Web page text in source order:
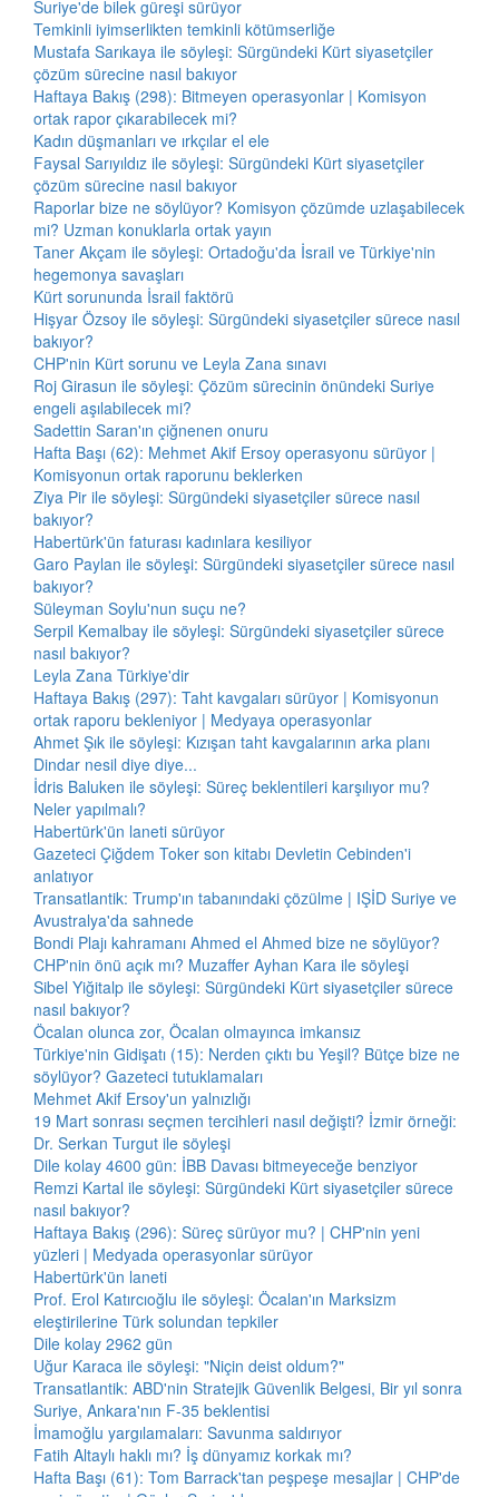
Suriye'de bilek güreşi sürüyor
Temkinli iyimserlikten temkinli kötümserliğe
Mustafa Sarıkaya ile söyleşi: Sürgündeki Kürt siyasetçiler
çözüm sürecine nasıl bakıyor
Haftaya Bakış (298): Bitmeyen operasyonlar | Komisyon
ortak rapor çıkarabilecek mi?
Kadın düşmanları ve ırkçılar el ele
Faysal Sarıyıldız ile söyleşi: Sürgündeki Kürt siyasetçiler
çözüm sürecine nasıl bakıyor
Raporlar bize ne söylüyor? Komisyon çözümde uzlaşabilecek
mi? Uzman konuklarla ortak yayın
Taner Akçam ile söyleşi: Ortadoğu'da İsrail ve Türkiye'nin
hegemonya savaşları
Kürt sorununda İsrail faktörü
Hişyar Özsoy ile söyleşi: Sürgündeki siyasetçiler sürece nasıl
bakıyor?
CHP'nin Kürt sorunu ve Leyla Zana sınavı
Roj Girasun ile söyleşi: Çözüm sürecinin önündeki Suriye
engeli aşılabilecek mi?
Sadettin Saran'ın çiğnenen onuru
Hafta Başı (62): Mehmet Akif Ersoy operasyonu sürüyor |
Komisyonun ortak raporunu beklerken
Ziya Pir ile söyleşi: Sürgündeki siyasetçiler sürece nasıl
bakıyor?
Habertürk'ün faturası kadınlara kesiliyor
Garo Paylan ile söyleşi: Sürgündeki siyasetçiler sürece nasıl
bakıyor?
Süleyman Soylu'nun suçu ne?
Serpil Kemalbay ile söyleşi: Sürgündeki siyasetçiler sürece
nasıl bakıyor?
Leyla Zana Türkiye'dir
Haftaya Bakış (297): Taht kavgaları sürüyor | Komisyonun
ortak raporu bekleniyor | Medyaya operasyonlar
Ahmet Şık ile söyleşi: Kızışan taht kavgalarının arka planı
Dindar nesil diye diye...
İdris Baluken ile söyleşi: Süreç beklentileri karşılıyor mu?
Neler yapılmalı?
Habertürk'ün laneti sürüyor
Gazeteci Çiğdem Toker son kitabı Devletin Cebinden'i
anlatıyor
Transatlantik: Trump'ın tabanındaki çözülme | IŞİD Suriye ve
Avustralya'da sahnede
Bondi Plajı kahramanı Ahmed el Ahmed bize ne söylüyor?
CHP'nin önü açık mı? Muzaffer Ayhan Kara ile söyleşi
Sibel Yiğitalp ile söyleşi: Sürgündeki Kürt siyasetçiler sürece
nasıl bakıyor?
Öcalan olunca zor, Öcalan olmayınca imkansız
Türkiye'nin Gidişatı (15): Nerden çıktı bu Yeşil? Bütçe bize ne
söylüyor? Gazeteci tutuklamaları
Mehmet Akif Ersoy'un yalnızlığı
19 Mart sonrası seçmen tercihleri nasıl değişti? İzmir örneği:
Dr. Serkan Turgut ile söyleşi
Dile kolay 4600 gün: İBB Davası bitmeyeceğe benziyor
Remzi Kartal ile söyleşi: Sürgündeki Kürt siyasetçiler sürece
nasıl bakıyor?
Haftaya Bakış (296): Süreç sürüyor mu? | CHP'nin yeni
yüzleri | Medyada operasyonlar sürüyor
Habertürk'ün laneti
Prof. Erol Katırcıoğlu ile söyleşi: Öcalan'ın Marksizm
eleştirilerine Türk solundan tepkiler
Dile kolay 2962 gün
Uğur Karaca ile söyleşi: "Niçin deist oldum?"
Transatlantik: ABD'nin Stratejik Güvenlik Belgesi, Bir yıl sonra
Suriye, Ankara'nın F-35 beklentisi
İmamoğlu yargılamaları: Savunma saldırıyor
Fatih Altaylı haklı mı? İş dünyamız korkak mı?
Hafta Başı (61): Tom Barrack'tan peşpeşe mesajlar | CHP'de